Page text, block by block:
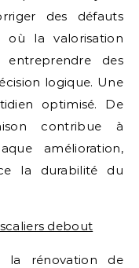
des défauts
où la valorisation
entreprendre des
logique. Une
optimisé. De
contribue à
amélioration,
la durabilité du
debout
la rénovation de